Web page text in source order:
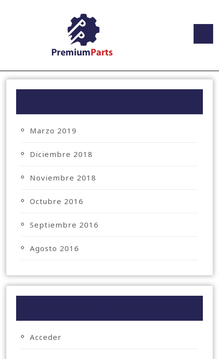
Marzo 2019
Diciembre 2018
Noviembre 2018
Octubre 2016
Septiembre 2016
Agosto 2016
Acceder